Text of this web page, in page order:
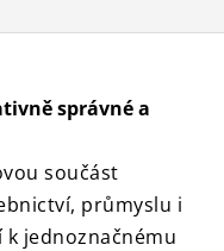
správné a
součást
průmyslu i
k jednoznačnému